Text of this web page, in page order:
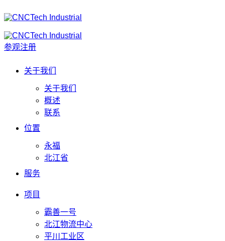
参观注册
关于我们
关于我们
概述
联系
位置
永福
北江省
服务
项目
霸善一号
北江物流中心
平川工业区